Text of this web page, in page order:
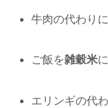
牛肉の代わり
ご飯を雑穀米
エリンギの代